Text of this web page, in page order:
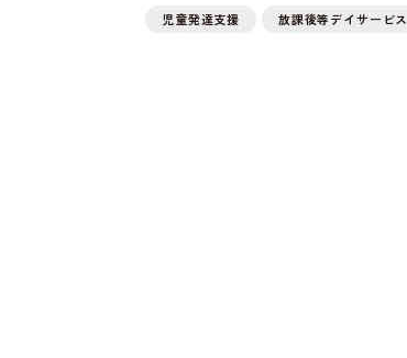
児童発達支援 放課後等デイサービス